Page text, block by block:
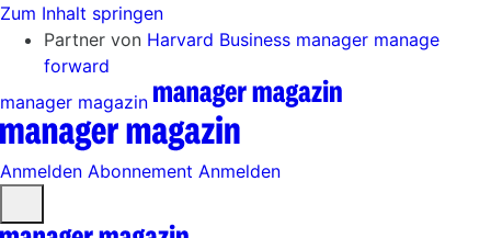
Zum Inhalt springen
Partner von Harvard Business manager manage
forward
manager magazin
Anmelden Abonnement Anmelden
öffnen